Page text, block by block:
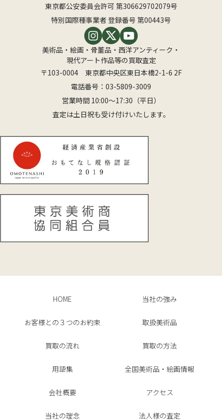
東京都公安委員会許可 第306629702079号
特別国際種事業者 登録番号 第00443号
美術品・絵画・骨董品・西洋アンティーク・
現代アート作品等の買取査定
〒103-0004 東京都中央区東日本橋2-1-6 2F
電話番号： 03-5809-3009
営業時間 10:00〜17:30（平日）
査定は土日祝も受け付けいたします。
HOME 当社の強み
お客様との３つのお約束 取扱美術品
買取の流れ 買取の方法
用語集 全国美術品・絵画情報
会社概要 アクセス
当社の理念 法人様の査定